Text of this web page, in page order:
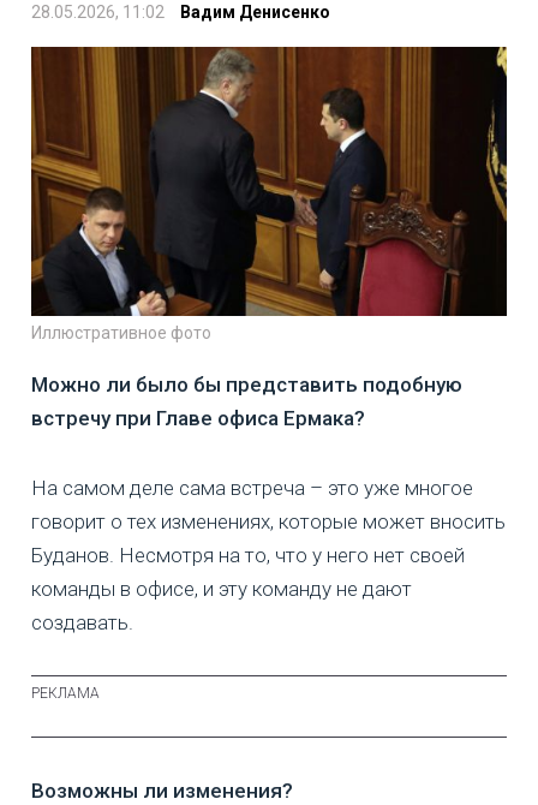
28.05.2026, 11:02 Вадим Денисенко
Иллюстративное фото
Можно ли было бы представить подобную
встречу при Главе офиса Ермака?
На самом деле сама встреча – это уже многое
говорит о тех изменениях, которые может вносить
Буданов. Несмотря на то, что у него нет своей
команды в офисе, и эту команду не дают
создавать.
Возможны ли изменения?